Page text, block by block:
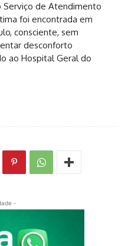
Serviço de Atendimento
foi encontrada em
consciente, sem
desconforto
ao Hospital Geral do
-